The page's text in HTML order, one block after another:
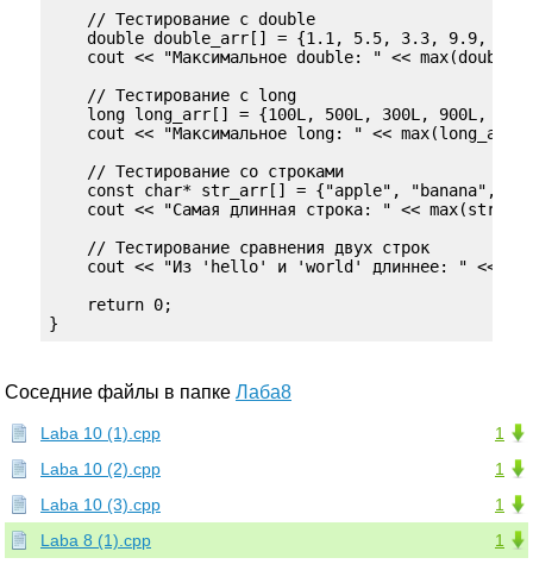
    // Тестирование с double
double double_arr[] = {1.1, 5.5, 3.3, 9.9,
cout << "Максимальное double: " <<
    // Тестирование с long
long long_arr[] = {100L, 500L, 300L, 900L,
cout << "Максимальное long: " << max(long_arr,
    // Тестирование со строками
const char* str_arr[] = {"apple", "banana",
cout << "Самая длинная строка: " <<
    // Тестирование сравнения двух строк
cout << "Из 'hello' и 'world' длиннее: " <<
    return 0;
}
Соседние файлы в папке Лаба8
1
Laba 10 (1).cpp
1
Laba 10 (2).cpp
1
Laba 10 (3).cpp
1
Laba 8 (1).cpp